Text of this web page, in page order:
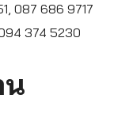
087 686 9717
094 374 5230
น